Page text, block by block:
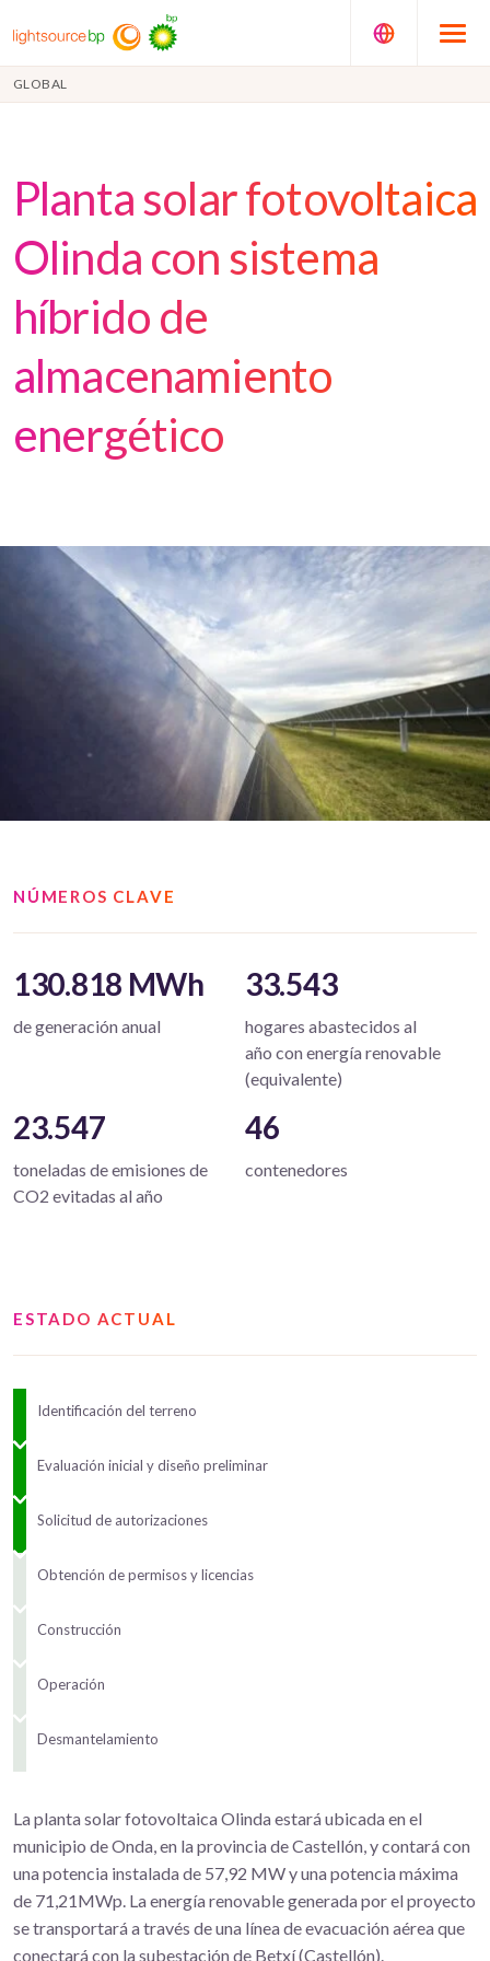
GLOBAL
Planta solar fotovoltaica
Olinda con sistema
híbrido de
almacenamiento
energético
NÚMEROS CLAVE
130.818 MWh
de generación anual
33.543
hogares abastecidos al
año con energía renovable
(equivalente)
23.547
toneladas de emisiones de
CO2 evitadas al año
46
contenedores
ESTADO ACTUAL
Identificación del terreno
Evaluación inicial y diseño preliminar
Solicitud de autorizaciones
Obtención de permisos y licencias
Construcción
Operación
Desmantelamiento
La planta solar fotovoltaica Olinda estará ubicada en el
municipio de Onda, en la provincia de Castellón, y contará con
una potencia instalada de 57,92 MW y una potencia máxima
de 71,21MWp. La energía renovable generada por el proyecto
se transportará a través de una línea de evacuación aérea que
conectará con la subestación de Betxí (Castellón).